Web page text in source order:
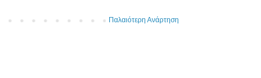
Παλαιότερη Ανάρτηση